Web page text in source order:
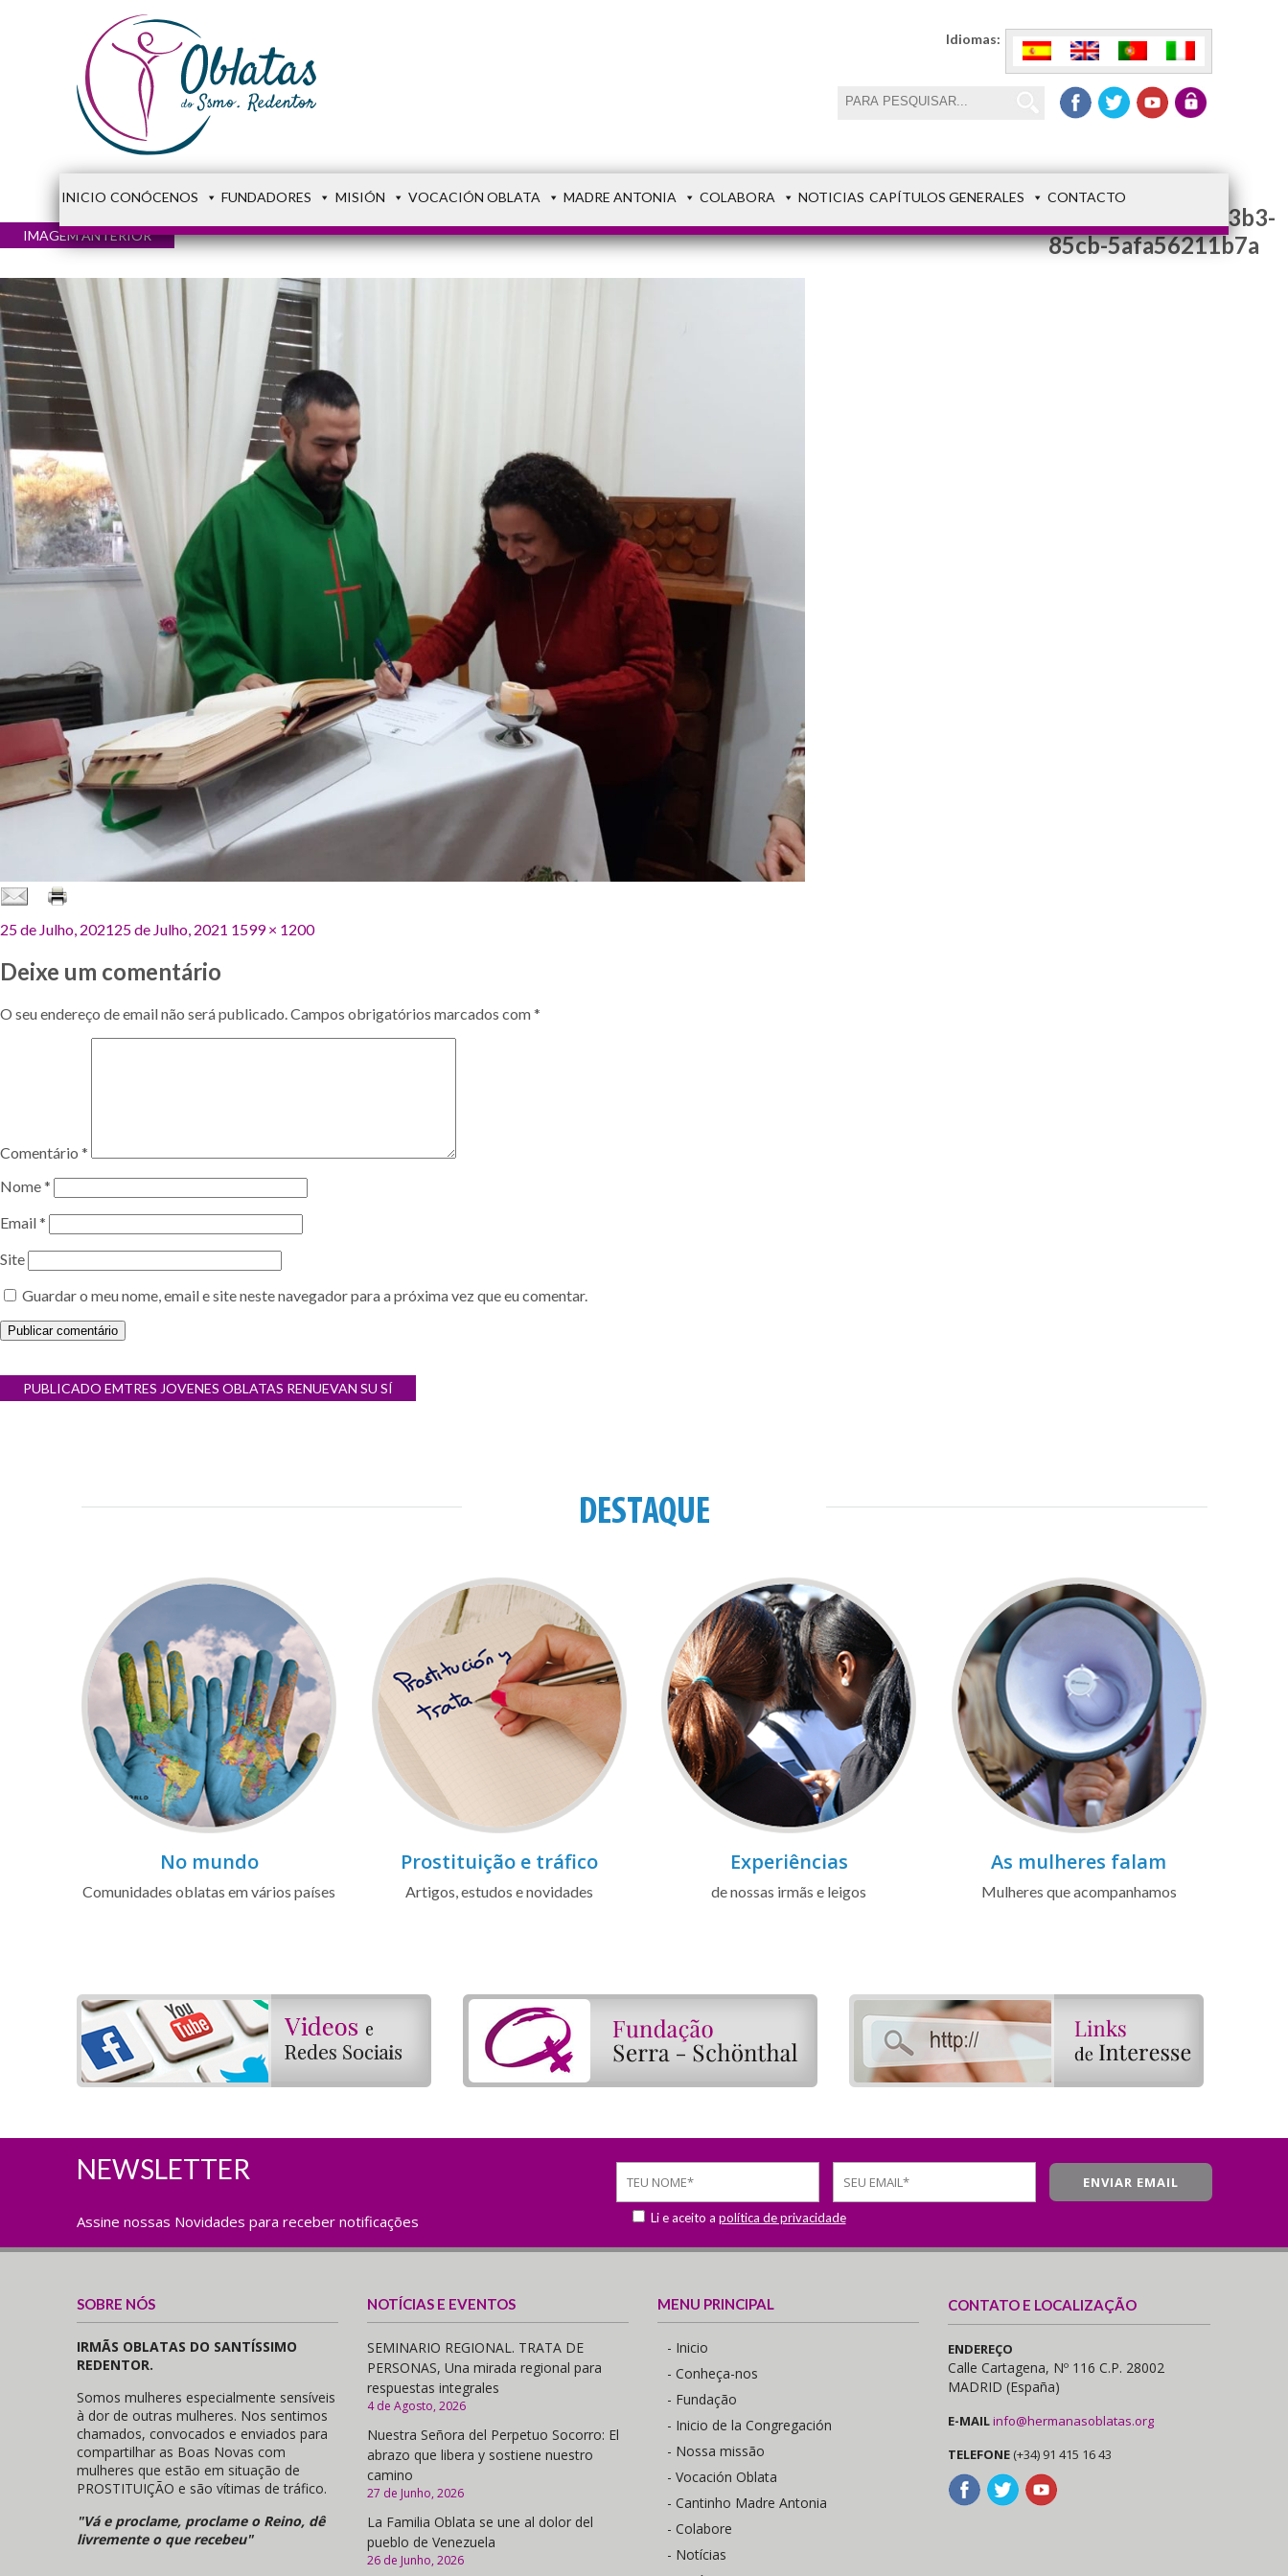
Idiomas:
INICIO CONÓCENOS FUNDADORES MISIÓN VOCACIÓN OBLATA MADRE ANTONIA COLABORA NOTICIAS CAPÍTULOS GENERALES CONTACTO
IMAGEM ANTERIOR
ec1f2fd5-5bb4-43b3-
85cb-5afa56211b7a
Publicado
25 de Julho, 202125 de Julho, 2021 Tamanho
1599 × 1200
Deixe um comentário
O seu endereço de email não será publicado.Campos obrigatórios marcados com*
Comentário *
Nome*
Email*
Site
Guardar o meu nome, email e site neste navegador para a próxima vez que eu comentar.
Navegação
de
PUBLICADO EMTRES JOVENES OBLATAS RENUEVAN SU SÍ
DESTAQUE
No mundo
Comunidades oblatas em vários países
Prostituição e tráfico
Artigos, estudos e novidades
Experiências
de nossas irmãs e leigos
As mulheres falam
Mulheres que acompanhamos
NEWSLETTER
Assine nossas Novidades para receber notificações Li e aceito a política de privacidade
SOBRE NÓS
IRMÃS OBLATAS DO SANTÍSSIMO
REDENTOR.
Somos mulheres especialmente sensíveis
à dor de outras mulheres. Nos sentimos
chamados, convocados e enviados para
compartilhar as Boas Novas com
mulheres que estão em situação de
PROSTITUIÇÃO e são vítimas de tráfico.
"Vá e proclame, proclame o Reino, dê
livremente o que recebeu"
NOTÍCIAS E EVENTOS
SEMINARIO REGIONAL. TRATA DE
PERSONAS, Una mirada regional para
respuestas integrales
4 de Agosto, 2026
Nuestra Señora del Perpetuo Socorro: El
abrazo que libera y sostiene nuestro
camino
27 de Junho, 2026
La Familia Oblata se une al dolor del
pueblo de Venezuela
26 de Junho, 2026
MENU PRINCIPAL
- Inicio
- Conheça-nos
- Fundação
- Inicio de la Congregación
- Nossa missão
- Vocación Oblata
- Cantinho Madre Antonia
- Colabore
- Notícias
CONTATO E LOCALIZAÇÃO
ENDEREÇO
Calle Cartagena, Nº 116 C.P. 28002
MADRID (España)
E-MAILinfo@hermanasoblatas.org
TELEFONE (+34) 91 415 16 43